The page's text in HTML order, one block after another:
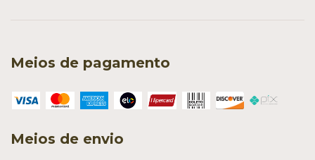
Meios de pagamento
Meios de envio